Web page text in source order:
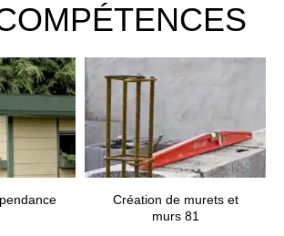
Création de murets et
murs 81